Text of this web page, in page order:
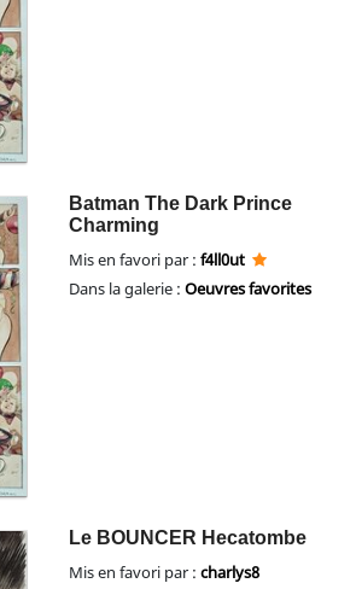
Batman The Dark Prince
Charming
Mis en favori par : f4ll0ut
Dans la galerie : Oeuvres favorites
Le BOUNCER Hecatombe
Mis en favori par : charlys8